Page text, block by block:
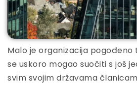
Malo je organizacija pogođeno
se uskoro mogao suočiti s još
svim svojim državama